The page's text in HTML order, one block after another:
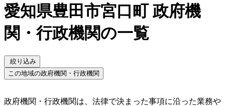
愛知県豊田市宮口町 政府機
関・行政機関の一覧
絞り込み
この地域の政府機関・行政機関
政府機関・行政機関は、法律で決まった事項に沿った業務や